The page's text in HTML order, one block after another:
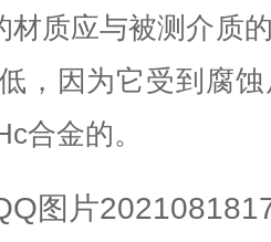
材质应与被测介质
，因为它受到腐
合金的。